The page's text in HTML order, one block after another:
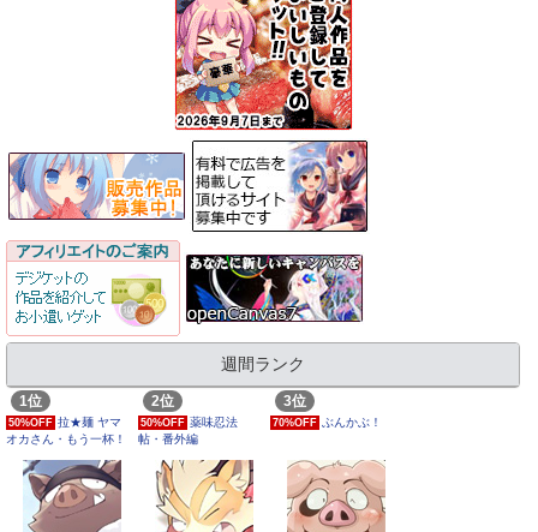
週間ランク
1位
50%OFF 拉★麺 ヤマ
オカさん・もう一杯！
2位
50%OFF 薬味忍法
帖・番外編
3位
70%OFF ぶんかぶ！